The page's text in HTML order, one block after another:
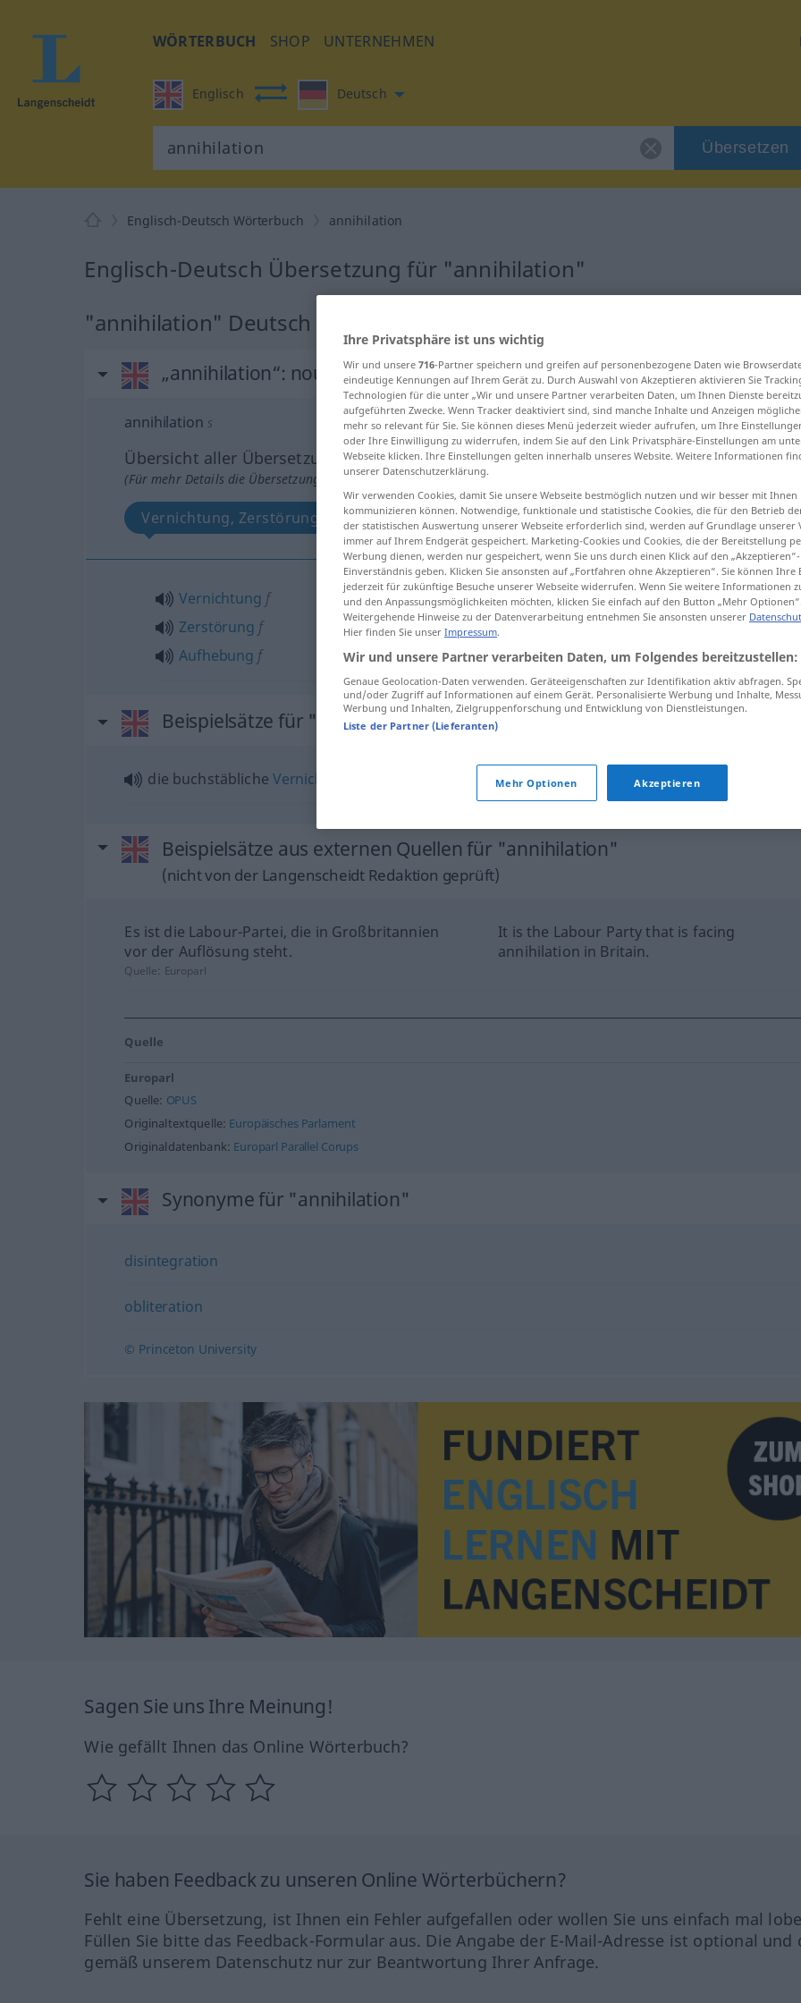
WÖRTERBUCH SHOP UNTERNEHMEN
Englisch Deutsch
Übersetzen
Englisch-Deutsch Wörterbuch annihilation
Englisch-Deutsch Übersetzung für "annihilation"
"annihilation" Deutsch Übersetzung
„annihilation“: noun
annihilation s
Übersicht aller Übersetzungen
(Für mehr Details die Übersetzung anklicken/antippen)
Vernichtung, Zerstörung, Aufhebung
Vernichtung f
Zerstörung f
Aufhebung f
annihilation
Beispielsätze für "annihilation"
die buchstäbliche Vernichtung theliteral annihilation
Beispielsätze aus externen Quellen für "annihilation"
(nicht von der Langenscheidt Redaktion geprüft)
Es ist die Labour-Partei, die in Großbritannien
vor der Auflösung steht.
It is the Labour Party that is facing
annihilation in Britain.
Quelle: Europarl
Quelle
Europarl
Quelle: OPUS
Originaltextquelle: Europäisches Parlament
Originaldatenbank: Europarl Parallel Corups
Synonyme für "annihilation"
disintegration
obliteration
© Princeton University
Sagen Sie uns Ihre Meinung!
Wie gefällt Ihnen das Online Wörterbuch?
Sie haben Feedback zu unseren Online Wörterbüchern?
Fehlt eine Übersetzung, ist Ihnen ein Fehler aufgefallen oder wollen Sie uns einfach mal
Füllen Sie bitte das Feedback-Formular aus. Die Angabe der E-Mail-Adresse ist optional und
gemäß unserem Datenschutz nur zur Beantwortung Ihrer Anfrage.
Ihre Privatsphäre ist uns wichtig
Wir und unsere 716-Partner speichern und greifen auf personenbezogene Daten wie
eindeutige Kennungen auf Ihrem Gerät zu. Durch Auswahl von Akzeptieren aktivieren Sie
Technologien für die unter „Wir und unsere Partner verarbeiten Daten, um Ihnen Dienste
aufgeführten Zwecke. Wenn Tracker deaktiviert sind, sind manche Inhalte und Anzeigen
mehr so relevant für Sie. Sie können dieses Menü jederzeit wieder aufrufen, um Ihre
oder Ihre Einwilligung zu widerrufen, indem Sie auf den Link Privatsphäre-Einstellungen am
Webseite klicken. Ihre Einstellungen gelten innerhalb unseres Website. Weitere Informationen
unserer Datenschutzerklärung.
Wir verwenden Cookies, damit Sie unsere Webseite bestmöglich nutzen und wir besser mit Ihnen
kommunizieren können. Notwendige, funktionale und statistische Cookies, die für den Betrieb
der statistischen Auswertung unserer Webseite erforderlich sind, werden auf Grundlage unserer
immer auf Ihrem Endgerät gespeichert. Marketing-Cookies und Cookies, die der Bereitstellung
Werbung dienen, werden nur gespeichert, wenn Sie uns durch einen Klick auf den
Einverständnis geben. Klicken Sie ansonsten auf „Fortfahren ohne Akzeptieren“. Sie können Ihre
jederzeit für zukünftige Besuche unserer Webseite widerrufen. Wenn Sie weitere Informationen
und den Anpassungsmöglichkeiten möchten, klicken Sie einfach auf den Button „Mehr Optionen“.
Weitergehende Hinweise zu der Datenverarbeitung entnehmen Sie ansonsten unserer
Hier finden Sie unser Impressum.
Wir und unsere Partner verarbeiten Daten, um Folgendes bereitzustellen:
Genaue Geolocation-Daten verwenden. Geräteeigenschaften zur Identifikation aktiv abfragen.
und/oder Zugriff auf Informationen auf einem Gerät. Personalisierte Werbung und Inhalte,
Werbung und Inhalten, Zielgruppenforschung und Entwicklung von Dienstleistungen.
Liste der Partner (Lieferanten)
Mehr Optionen Akzeptieren